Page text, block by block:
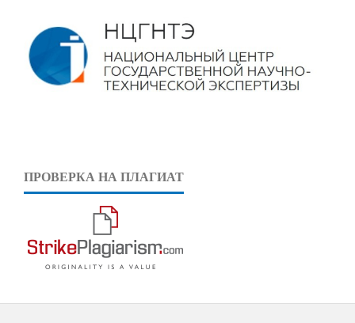
ПРОВЕРКА НА ПЛАГИАТ